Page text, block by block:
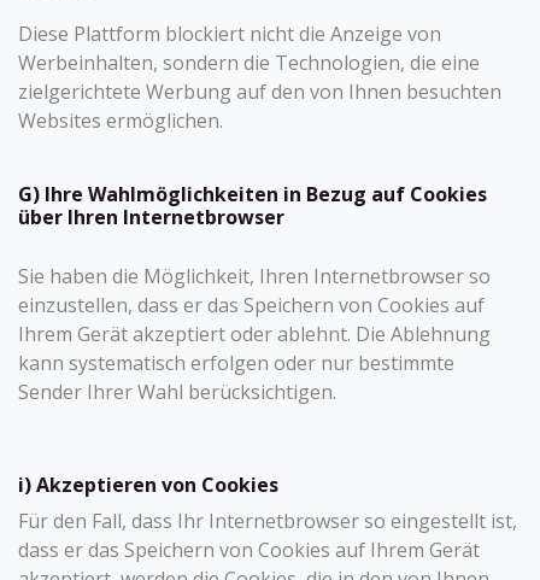
Diese Plattform blockiert nicht die Anzeige von
Werbeinhalten, sondern die Technologien, die eine
zielgerichtete Werbung auf den von Ihnen besuchten
Websites ermöglichen.
G) Ihre Wahlmöglichkeiten in Bezug auf Cookies
über Ihren Internetbrowser
Sie haben die Möglichkeit, Ihren Internetbrowser so
einzustellen, dass er das Speichern von Cookies auf
Ihrem Gerät akzeptiert oder ablehnt. Die Ablehnung
kann systematisch erfolgen oder nur bestimmte
Sender Ihrer Wahl berücksichtigen.
i) Akzeptieren von Cookies
Für den Fall, dass Ihr Internetbrowser so eingestellt ist,
dass er das Speichern von Cookies auf Ihrem Gerät